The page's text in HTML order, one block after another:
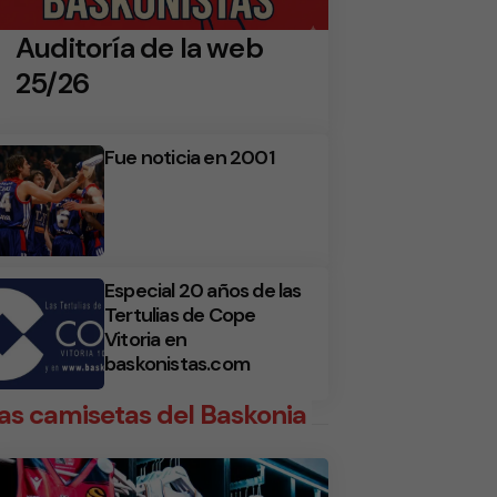
Auditoría de la web
25/26
Fue noticia en 2001
Especial 20 años de las
Tertulias de Cope
Vitoria en
baskonistas.com
camisetas del Baskonia